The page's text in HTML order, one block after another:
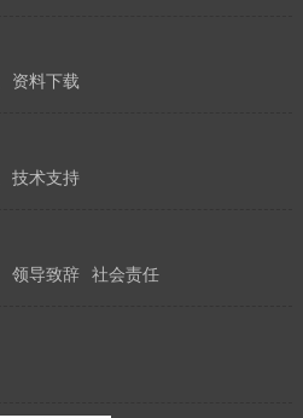
资料下载
技术支持
领导致辞 社会责任